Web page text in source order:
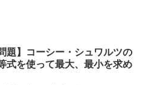
問題】コーシー・シュワルツの
式を使って最大、最小を求め